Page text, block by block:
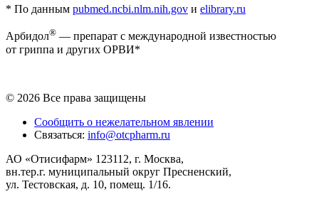
* По данным pubmed.ncbi.nlm.nih.gov и elibrary.ru
Арбидол® — препарат с международной известностью
от гриппа и других ОРВИ*
© 2026 Все права защищены
Сообщить о нежелательном явлении
Связаться: info@otcpharm.ru
АО «Отисифарм» 123112, г. Москва,
вн.тер.г. муниципальный округ Пресненский,
ул. Тестовская, д. 10, помещ. 1/16.